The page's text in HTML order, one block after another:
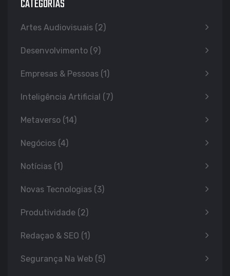
CATEGORIAS
Artes Audiovisuais (2)
Desenvolvimento (9)
Empresas & Pessoas (1)
Inteligência Artificial (7)
Metaverso (14)
Negócios (4)
Notícias (1)
Novas Tecnologias (3)
Produtividade (2)
Redaçao & SEO (1)
Segurança Na Web (5)